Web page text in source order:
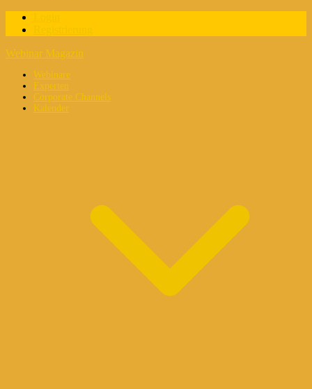
Webinar Magazin
Webinare
Experten
Corporate Channels
Kalender